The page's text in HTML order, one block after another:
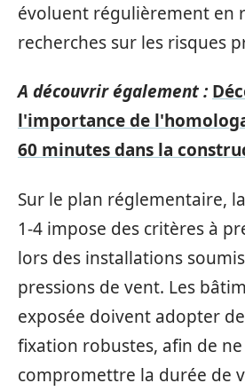
évoluent régulièrement en
recherches sur les risques
A découvrir également :
l'importance de
60 minutes dans la
Sur le plan réglementaire,
1-4 impose des critères à
lors des installations
pressions de vent. Les
exposée doivent adopter
fixation robustes, afin de
compromettre la durée de